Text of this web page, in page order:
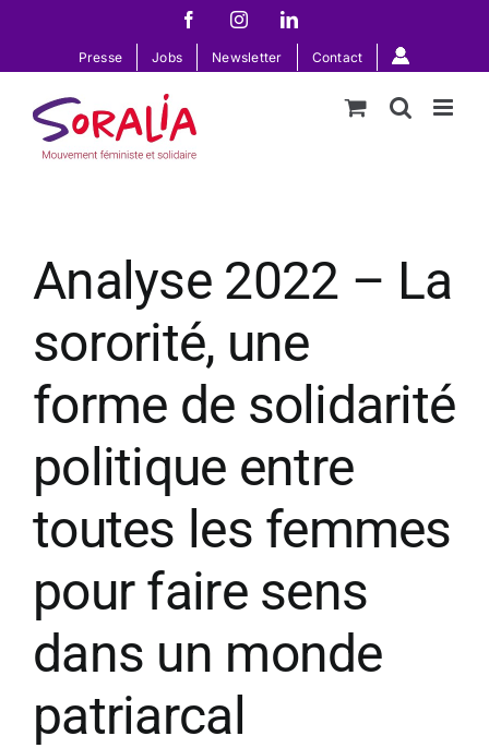
contenu
FacebookInstagramLinkedIn
Presse Jobs Newsletter Contact
Analyse 2022 – La
sororité, une
forme de solidarité
politique entre
toutes les femmes
pour faire sens
dans un monde
patriarcal